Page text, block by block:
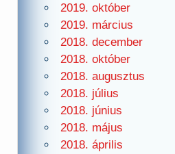
2019. október
2019. március
2018. december
2018. október
2018. augusztus
2018. július
2018. június
2018. május
2018. április